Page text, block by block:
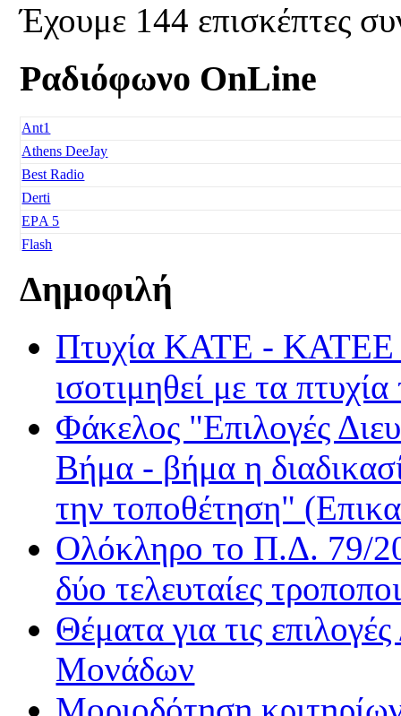
Έχουμε 144 επισκέπτες
Ραδιόφωνο OnLine
Ant1
Athens DeeJay
Best Radio
Derti
EΡA 5
Flash
Fresh Music
Galaxy 92
Happy Radio
Je t' aime
Kiss FM
Love Radio
Nitro Radio
Nova Sport FM
Radio Gold
Rock FM
Sentra FM
Όασις
Δίφωνο
Δημοφιλή
Πτυχία ΚΑΤΕ - ΚΑΤΕΕ
ισοτιμηθεί με τα
Φάκελος "Επιλογές
Βήμα - βήμα η
την τοποθέτηση"
Ολόκληρο το Π.Δ. 79/
δύο τελευταίες
Θέματα για τις
Μονάδων